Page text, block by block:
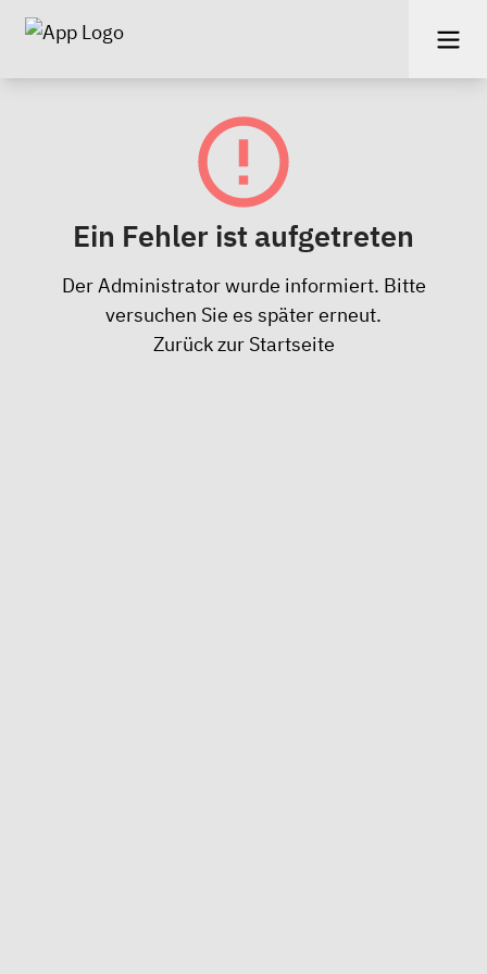
Ein Fehler ist aufgetreten
Der Administrator wurde informiert. Bitte
versuchen Sie es später erneut.
Zurück zur Startseite